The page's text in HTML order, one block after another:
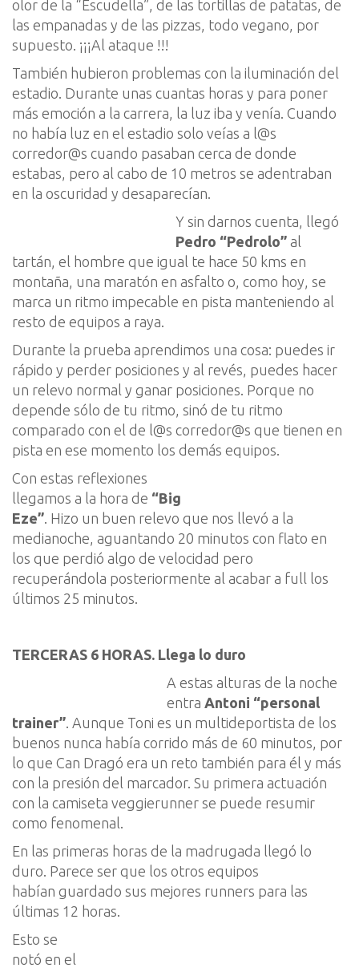
olor de la “ Escudella”, de las tortillas de patatas, de
las empanadas y de las pizzas, todo vegano, por
supuesto. ¡¡¡Al ataque !!!
También hubieron problemas con la iluminación del
estadio. Durante unas cuantas horas y para poner
más emoción a la carrera, la luz iba y venía. Cuando
no había luz en el estadio solo veías a l@s
corredor@s cuando pasaban cerca de donde
estabas, pero al cabo de 10 metros se adentraban
en la oscuridad y desaparecían
Y sin darnos cuenta llegó
Pedro “Pedrolo” al
tartán , el hombre que igual te hace 50 kms en
montaña, una maratón en asfalto o, como hoy , se
marca un ritmo impecable en pista manteniendo al
resto de equipos a raya.
Durante la prueba aprendimos una cosa: puedes ir
rápido y perder posiciones y al revés, puedes hacer
un relevo normal y ganar posiciones. Porque no
depende sólo de tu ritmo, sinó de tu ritmo
comparado con el de l@s corredor@s que tienen en
pista en ese momento los demás equipos.
Con estas reflexiones
llegamos a la hora de “Big
Eze” Hizo un buen relevo que nos llevó a la
medianoche aguantando 20 minutos con flato en
los que perdió algo de velocidad pero
recuperándola posteriormente al acabar a full los
últimos 25 minutos
TERCERAS 6 HORAS. Llega lo duro
A estas alturas de la noche
entra Antoni “personal
trainer” . Aunque Toni es un multideportista de los
buenos nunca había corrido más de 60 minutos por
lo que Can Dragó era un reto también para él y más
con la presión del marcador. Su primera actuación
con la camiseta veggierunner se puede resumir
como fenomenal
En las primeras horas de la madrugada llegó lo
duro. Parece ser que los otros equipos
habían guardado sus mejores runners para las
últimas 12 horas
Esto se
notó en el